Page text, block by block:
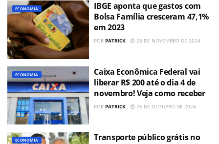
ECONOMIA
IBGE aponta que gastos com
Bolsa Família cresceram 47,1%
em 2023
POR PATRICK 28 DE NOVEMBRO DE 2024
ECONOMIA
Caixa Econômica Federal vai
liberar R$ 200 até o dia 4 de
novembro! Veja como receber
POR PATRICK 26 DE OUTUBRO DE 2024
ECONOMIA
Transporte público grátis no